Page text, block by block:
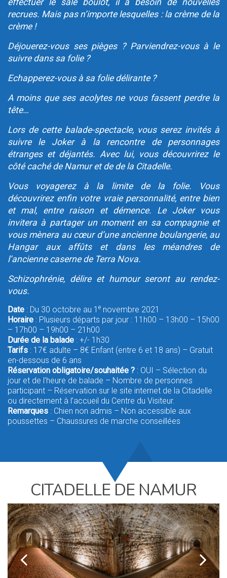
effectuer le sale boulot, il a besoin de nouvelles
recrues. Mais pas n’importe lesquelles : la crème de la
crème !
Déjouerez-vous ses pièges ? Parviendrez-vous à le
suivre dans sa folie ?
Echapperez-vous à sa folie délirante ?
A moins que ses acolytes ne vous fassent perdre la
tête…
Lors de cette balade-spectacle, vous serez invités à
suivre le Joker à la rencontre de personnages
étranges et déjantés. Avec lui, vous découvrirez le
côté caché de Namur et de de la Citadelle.
Vous voyagerez à la limite de la folie. Vous
découvrirez enfin votre vraie personnalité, entre bien
et mal, entre raison et démence. Le Joker vous
invitera à partager un moment en sa compagnie et
vous mènera au cœur d’une ancienne boulangerie, au
Hangar aux affûts et dans les méandres de
l’ancienne caserne de Terra Nova.
Schizophrénie, délire et humour seront au rendez-
vous.
Date : Du 30 octobre au 1 e novembre 2021
Horaire : Plusieurs départs par jour : 11h00 – 13h00 – 15h00
– 17h00 – 19h00 – 21h00
Durée de la balade : +/- 1h30
Tarifs : 17€ adulte – 8€ Enfant (entre 6 et 18 ans) – Gratuit
en-dessous de 6 ans
Réservation obligatoire/souhaitée ? : OUI – Sélection du
jour et de l’heure de balade – Nombre de personnes
participant – Réservation sur le site internet de la Citadelle
ou directement à l’accueil du Centre du Visiteur.
Remarques : Chien non admis – Non accessible aux
poussettes – Chaussures de marche conseillées
CITADELLE DE NAMUR
k l